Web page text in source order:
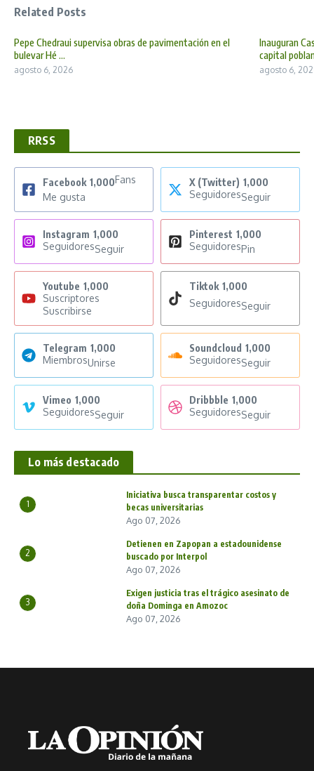
Related Posts
Pepe Chedraui supervisa obras de pavimentación en el
bulevar Hé ...
agosto 6, 2026
Inauguran
capital
agosto 6,
RRSS
Facebook 1,000Fans
Me gusta
X (Twitter) 1,000
SeguidoresSeguir
Instagram 1,000
SeguidoresSeguir
Pinterest 1,000
SeguidoresPin
Youtube 1,000
Suscriptores
Suscribirse
Tiktok 1,000
SeguidoresSeguir
Telegram 1,000
MiembrosUnirse
Soundcloud 1,000
SeguidoresSeguir
Vimeo 1,000
SeguidoresSeguir
Dribbble 1,000
SeguidoresSeguir
Lo más destacado
1
Iniciativa busca transparentar costos y
becas universitarias
Ago 07, 2026
2
Detienen en Zapopan a estadounidense
buscado por Interpol
Ago 07, 2026
3
Exigen justicia tras el trágico asesinato de
doña Dominga en Amozoc
Ago 07, 2026